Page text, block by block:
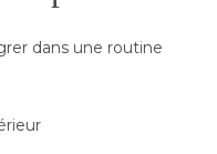
dans une routine